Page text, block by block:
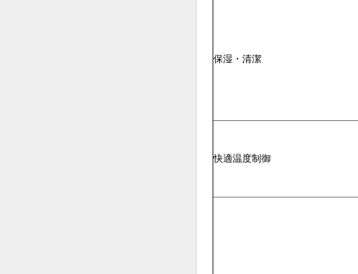
保湿・清潔
快適温度制御